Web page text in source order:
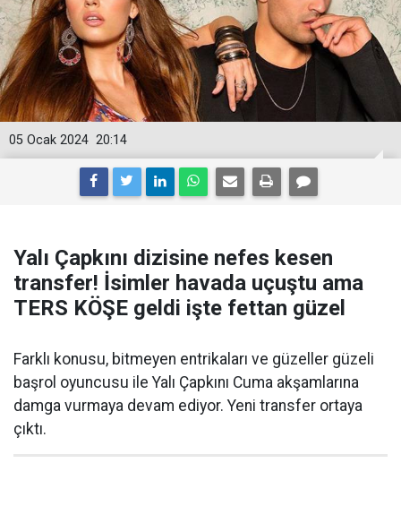
20:14
05 Ocak 2024
Yalı Çapkını dizisine nefes kesen
transfer! İsimler havada uçuştu ama
TERS KÖŞE geldi işte fettan güzel
Farklı konusu, bitmeyen entrikaları ve güzeller güzeli
başrol oyuncusu ile Yalı Çapkını Cuma akşamlarına
damga vurmaya devam ediyor. Yeni transfer ortaya
çıktı.